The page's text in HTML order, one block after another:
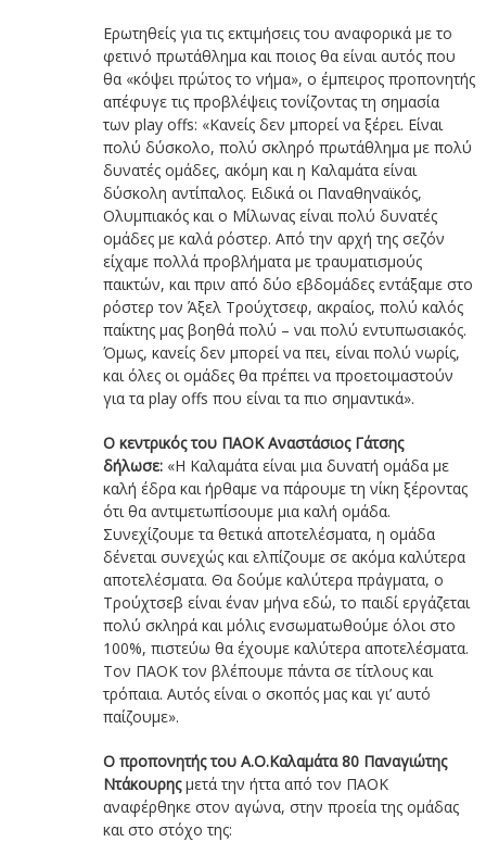
Ερωτηθείς για τις εκτιμήσεις του αναφορικά με το
φετινό πρωτάθλημα και ποιος θα είναι αυτός που
θα «κόψει πρώτος το νήμα», ο έμπειρος προπονητής
απέφυγε τις προβλέψεις τονίζοντας τη σημασία
των play offs: «Κανείς δεν μπορεί να ξέρει. Είναι
πολύ δύσκολο, πολύ σκληρό πρωτάθλημα με πολύ
δυνατές ομάδες, ακόμη και η Καλαμάτα είναι
δύσκολη αντίπαλος. Ειδικά οι Παναθηναϊκός,
Ολυμπιακός και ο Μίλωνας είναι πολύ δυνατές
ομάδες με καλά ρόστερ. Από την αρχή της σεζόν
είχαμε πολλά προβλήματα με τραυματισμούς
παικτών, και πριν από δύο εβδομάδες εντάξαμε στο
ρόστερ τον Άξελ Τρούχτσεφ, ακραίος, πολύ καλός
παίκτης μας βοηθά πολύ – ναι πολύ εντυπωσιακός.
Όμως, κανείς δεν μπορεί να πει, είναι πολύ νωρίς,
και όλες οι ομάδες θα πρέπει να προετοιμαστούν
για τα play offs που είναι τα πιο σημαντικά».
Ο κεντρικός του ΠΑΟΚ Αναστάσιος Γάτσης
δήλωσε:«Η Καλαμάτα είναι μια δυνατή ομάδα με
καλή έδρα και ήρθαμε να πάρουμε τη νίκη ξέροντας
ότι θα αντιμετωπίσουμε μια καλή ομάδα.
Συνεχίζουμε τα θετικά αποτελέσματα, η ομάδα
δένεται συνεχώς και ελπίζουμε σε ακόμα καλύτερα
αποτελέσματα. Θα δούμε καλύτερα πράγματα, ο
Τρούχτσεβ είναι έναν μήνα εδώ, το παιδί εργάζεται
πολύ σκληρά και μόλις ενσωματωθούμε όλοι στο
100%, πιστεύω θα έχουμε καλύτερα αποτελέσματα.
Τον ΠΑΟΚ τον βλέπουμε πάντα σε τίτλους και
τρόπαια. Αυτός είναι ο σκοπός μας και γι’ αυτό
παίζουμε».
O προπονητής του Α.Ο.Καλαμάτα 80 Παναγιώτης
Ντάκουρηςμετά την ήττα από τον ΠΑΟΚ
αναφέρθηκε στον αγώνα, στην προεία της ομάδας
και στο στόχο της: